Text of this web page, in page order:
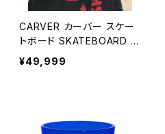
CARVER カーバー スケー
トボード SKATEBOARD S
UPER SLAB C7 COMPLE
TE 31.25
¥49,999